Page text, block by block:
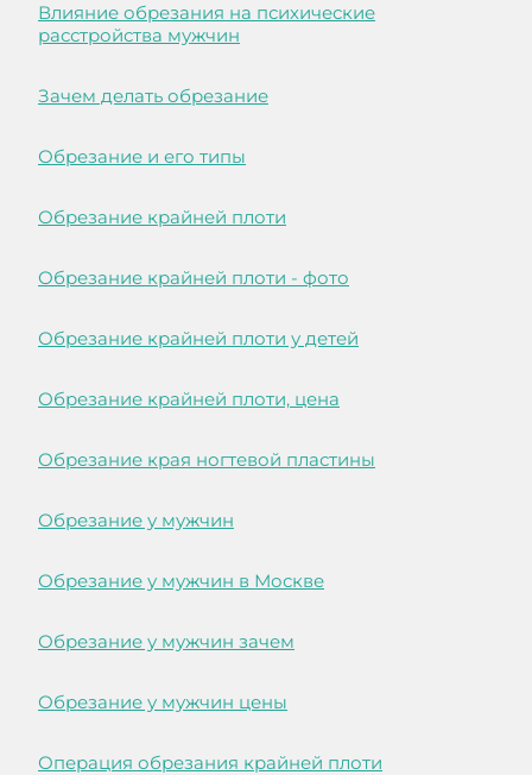
Влияние обрезания на психические
расстройства мужчин
Зачем делать обрезание
Обрезание и его типы
Обрезание крайней плоти
Обрезание крайней плоти - фото
Обрезание крайней плоти у детей
Обрезание крайней плоти, цена
Обрезание края ногтевой пластины
Обрезание у мужчин
Обрезание у мужчин в Москве
Обрезание у мужчин зачем
Обрезание у мужчин цены
Операция обрезания крайней плоти